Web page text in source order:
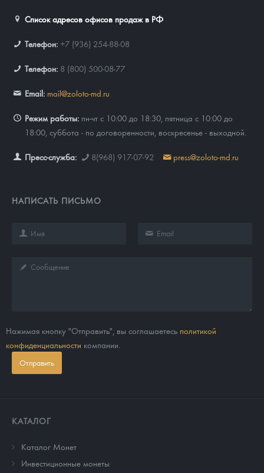
Список адресов офисов продаж в РФ
Телефон: +7 (936) 254-88-08
Телефон: 8 (800) 500-08-77
Email: mail@zoloto-md.ru
Режим работы: пн-чт с 10:00 до 18:30, пятница с 10:00 до
18:00, суббота - по договоренности, воскресенье - выходной.
Пресс-служба: 8(968) 917-07-92 press@zoloto-md.ru
НАПИСАТЬ ПИСЬМО
Нажимая кнопку "Отправить", вы соглашаетесь политикой
конфиденциальности компании.
Отправить
КАТАЛОГ
Каталог Монет
Инвестиционные монеты